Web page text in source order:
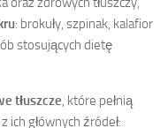
: brokuły, szpinak, kalafior
stosujących dietę
tłuszcze, które pełnią
głównych źródeł: